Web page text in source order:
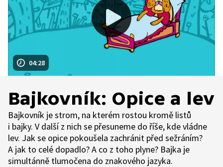
04:28
Bajkovník: Opice a lev
Bajkovník je strom, na kterém rostou kromě listů
i bajky. V další z nich se přesuneme do říše, kde vládne
lev. Jak se opice pokoušela zachránit před sežráním?
A jak to celé dopadlo? A co z toho plyne? Bajka je
simultánně tlumočena do znakového jazyka.